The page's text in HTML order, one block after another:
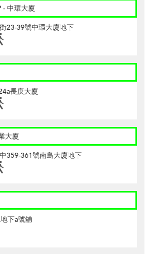
- 中環大廈
23-39號中環大廈地下
長庚大廈
大廈
359-361號南島大廈地下
下a號舖